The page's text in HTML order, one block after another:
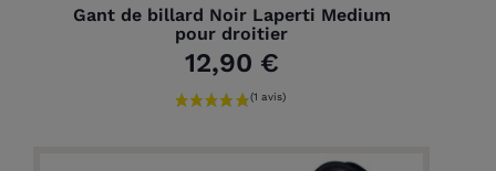
Gant de billard Noir Laperti Medium
pour droitier
12,90 €